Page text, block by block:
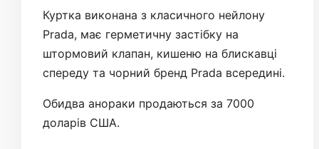
Куртка виконана з класичного нейлону
Prada, має герметичну застібку на
штормовий клапан, кишеню на блискавці
спереду та чорний бренд Prada всередині.
Обидва анораки продаються за 7000
доларів США.